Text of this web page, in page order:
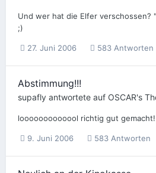
Und wer hat die Elfer verschossen?
;)
27. Juni 2006 583 Antworten
Abstimmung!!!
supafly antwortete auf OSCAR's
looooooooooool richtig gut gemacht!
9. Juni 2006 583 Antworten